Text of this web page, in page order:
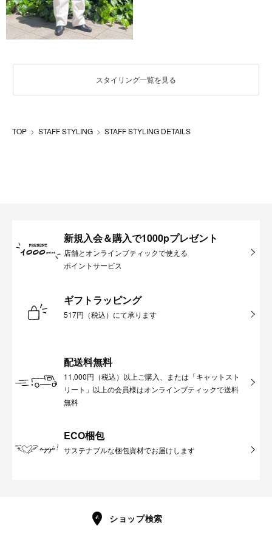
スタイリング一覧を見る
TOP STAFF STYLING STAFF STYLING DETAILS
新規入会＆購入で1000pプレゼント
店舗とオンラインブティックで使える
ポイントサービス
ギフトラッピング
517円（税込）にて承ります
配送料無料
11,000円（税込）以上ご購入、または「キャットスト
リート」以上の会員様はオンラインブティックで送料
無料
ECO梱包
サステナブルな梱包資材でお届けします
ショップ検索